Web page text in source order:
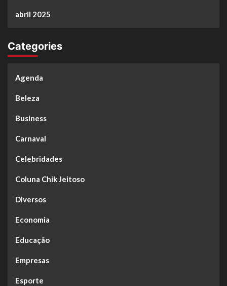
abril 2025
Categories
Agenda
Beleza
Business
Carnaval
Celebridades
Coluna Chik Jeitoso
Diversos
Economia
Educação
Empresas
Esporte